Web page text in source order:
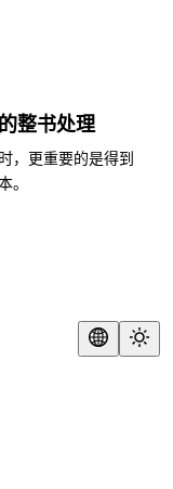
整书处理
，更重要的是得到
。